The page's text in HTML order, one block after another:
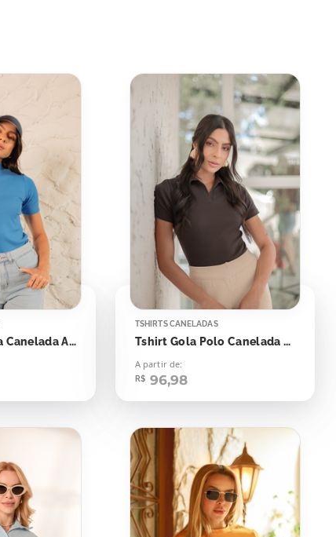
Tshirt Gola Alta Canelada Azul Blue Beach
TSHIRTS CANELADAS
Tshirt Gola Polo Canelada Marrom Dark
A partir de:
R$ 96,98